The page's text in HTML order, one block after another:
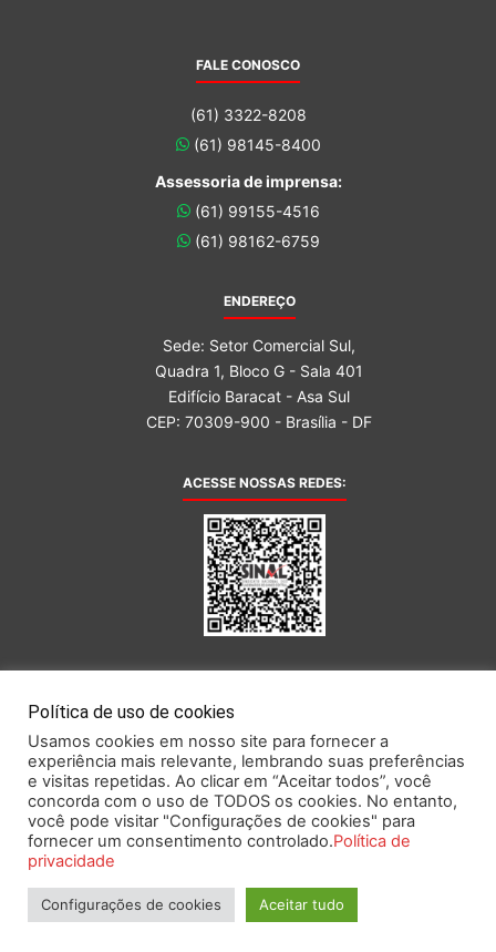
FALE CONOSCO
(61) 3322-8208
(61) 98145-8400
Assessoria de imprensa:
(61) 99155-4516
(61) 98162-6759
ENDEREÇO
Sede: Setor Comercial Sul,
Quadra 1, Bloco G - Sala 401
Edifício Baracat - Asa Sul
CEP: 70309-900 - Brasília - DF
ACESSE NOSSAS REDES:
Este portal obedece às prescrições da Lei Geral de Proteção de Dados.
2026 SINAL – Sindicato Nacional dos Funcionários do Banco Central.
Política de uso de cookies
Usamos cookies em nosso site para fornecer a
experiência mais relevante, lembrando suas preferências
e visitas repetidas. Ao clicar em “Aceitar todos”, você
concorda com o uso de TODOS os cookies. No entanto,
você pode visitar "Configurações de cookies" para
fornecer um consentimento controlado.Política de
privacidade
Configurações de cookies Aceitar tudo